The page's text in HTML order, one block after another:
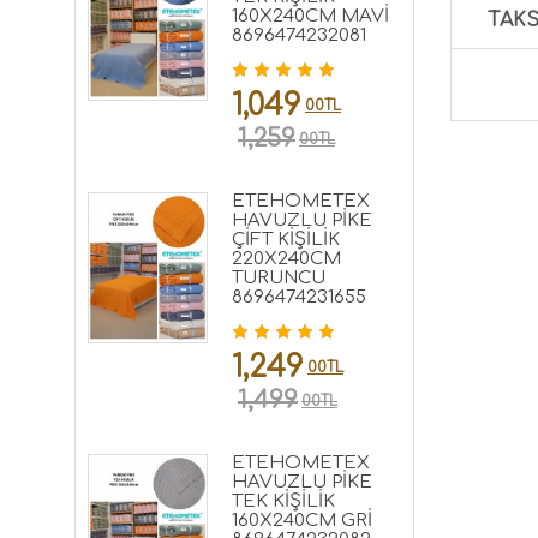
160X240CM MAVİ
8696474232081
1,049 00TL
1,259 00TL
ETEHOMETEX
HAVUZLU PİKE
ÇİFT KİŞİLİK
220X240CM
TURUNCU
8696474231655
1,249 00TL
1,499 00TL
ETEHOMETEX
HAVUZLU PİKE
TEK KİŞİLİK
160X240CM GRİ